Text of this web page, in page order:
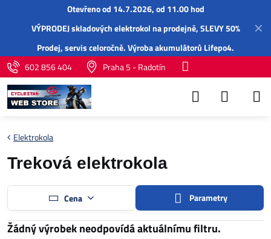
✕
Otevřeno od 14.7.2026, od 11.00 hod
VÝPRODEJ skladových elektrokol na prodejně, SLEVY 50%
Prodej,servisceloročně.Výroba akumulátorů Lifepo4.
602 856 404
Praha 5 - Radotín
Elektrokola
Treková elektrokola
Cena Parametry